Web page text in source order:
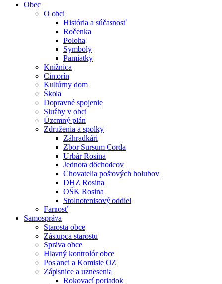
Obec
O obci
História a súčasnosť
Ročenka
Poloha
Symboly
Pamiatky
Knižnica
Cintorín
Kultúrny dom
Škola
Dopravné spojenie
Služby v obci
Územný plán
Združenia a spolky
Záhradkári
Zbor Sursum Corda
Urbár Rosina
Jednota dôchodcov
Chovatelia poštových holubov
DHZ Rosina
OŠK Rosina
Stolnotenisový oddiel
Farnosť
Samospráva
Starosta obce
Zástupca starostu
Správa obce
Hlavný kontrolór obce
Poslanci a Komisie OZ
Zápisnice a uznesenia
Rokovací poriadok